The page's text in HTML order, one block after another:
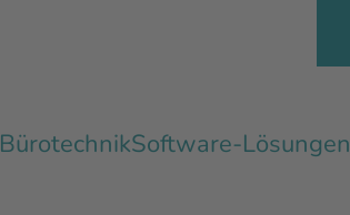
BürotechnikSoftware-Lösungen
Wir suchen Dich